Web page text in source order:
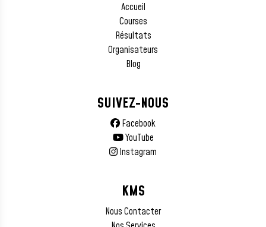
Accueil
Courses
Résultats
Organisateurs
Blog
SUIVEZ-NOUS
Facebook
YouTube
Instagram
KMS
Nous Contacter